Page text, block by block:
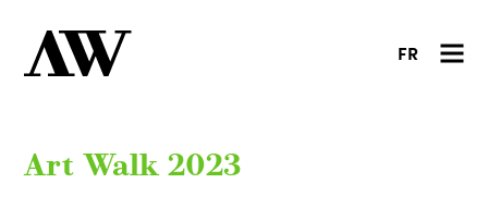
FR
Art Walk 2023